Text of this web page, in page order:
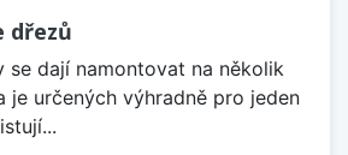
dřezů
se dají namontovat na několik
je určených výhradně pro jeden